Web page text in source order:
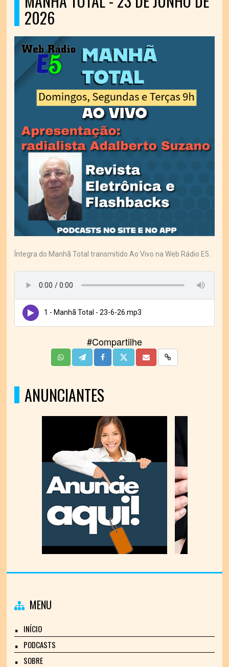
2026
Íntegra do Manhã Total transmitido Ao Vivo na Web Rádio E5.
1 - Manhã Total - 23-6-26.mp3
#Compartilhe
ANUNCIANTES
MENU
INÍCIO
PODCASTS
SOBRE